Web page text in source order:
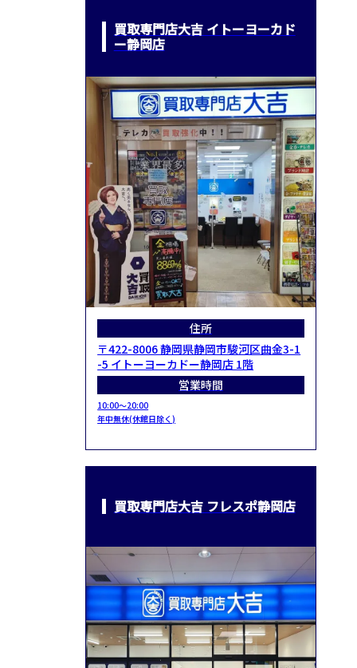
買取専門店大吉 イトーヨーカド
ー静岡店
住所
〒422-8006 静岡県静岡市駿河区曲金3-1
-5 イトーヨーカドー静岡店 1階
営業時間
10:00～20:00
年中無休(休館日除く)
買取専門店大吉 フレスポ静岡店